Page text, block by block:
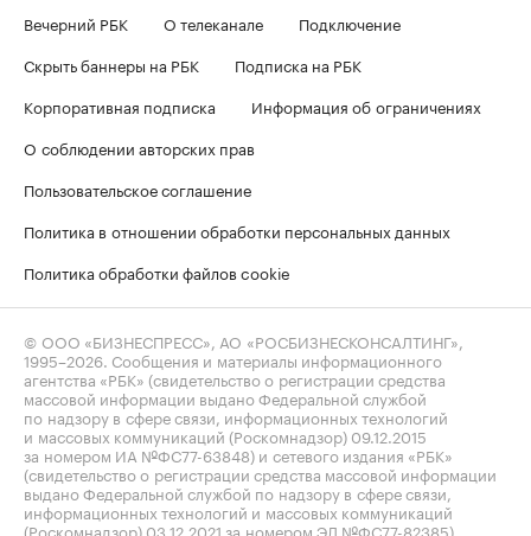
Вечерний РБК
О телеканале
Подключение
Скрыть баннеры на РБК
Подписка на РБК
Корпоративная подписка
Информация об ограничениях
О соблюдении авторских прав
Пользовательское соглашение
Политика в отношении обработки персональных данных
Политика обработки файлов cookie
© ООО «БИЗНЕСПРЕСС», АО «РОСБИЗНЕСКОНСАЛТИНГ»,
1995–2026 . Сообщения и материалы информационного
агентства «РБК» (свидетельство о регистрации средства
массовой информации выдано Федеральной службой
по надзору в сфере связи, информационных технологий
и массовых коммуникаций (Роскомнадзор) 09.12.2015
за номером ИА №ФС77-63848) и сетевого издания «РБК»
(свидетельство о регистрации средства массовой информации
выдано Федеральной службой по надзору в сфере связи,
информационных технологий и массовых коммуникаций
(Роскомнадзор) 03.12.2021 за номером ЭЛ №ФС77-82385)